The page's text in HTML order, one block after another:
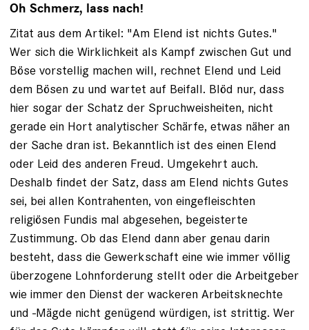
Oh Schmerz, lass nach!
Zitat aus dem Artikel: "Am Elend ist nichts Gutes."
Wer sich die Wirklichkeit als Kampf zwischen Gut und
Böse vorstellig machen will, rechnet Elend und Leid
dem Bösen zu und wartet auf Beifall. Blöd nur, dass
hier sogar der Schatz der Spruchweisheiten, nicht
gerade ein Hort analytischer Schärfe, etwas näher an
der Sache dran ist. Bekanntlich ist des einen Elend
oder Leid des anderen Freud. Umgekehrt auch.
Deshalb findet der Satz, dass am Elend nichts Gutes
sei, bei allen Kontrahenten, von eingefleischten
religiösen Fundis mal abgesehen, begeisterte
Zustimmung. Ob das Elend dann aber genau darin
besteht, dass die Gewerkschaft eine wie immer völlig
überzogene Lohnforderung stellt oder die Arbeitgeber
wie immer den Dienst der wackeren Arbeitsknechte
und -Mägde nicht genügend würdigen, ist strittig. Wer